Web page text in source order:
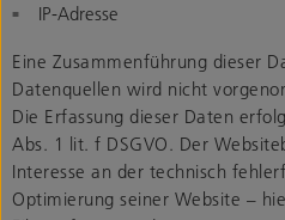
IP-Adresse
Eine Zusammenführung dieser
Datenquellen wird nicht
Die Erfassung dieser Daten
Abs. 1 lit. f DSGVO. Der
Interesse an der technisch
Optimierung seiner Website –